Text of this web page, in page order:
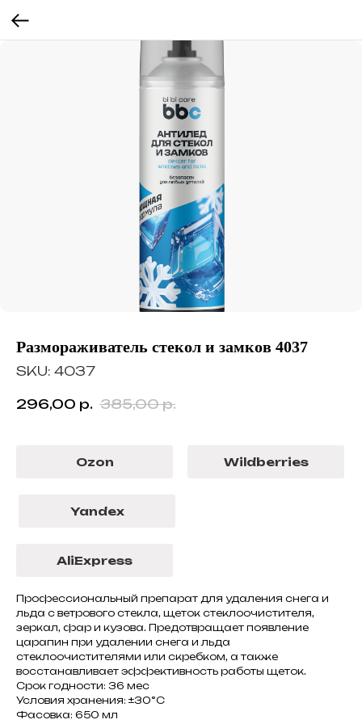
Размораживатель стекол и замков 4037
SKU: 4037
296,00 р. 385,00 р.
Ozon Wildberries
Yandex
AliExpress
Профессиональный препарат для удаления снега и
льда с ветрового стекла, щеток стеклоочистителя,
зеркал, фар и кузова. Предотвращает появление
царапин при удалении снега и льда
стеклоочистителями или скребком, а также
восстанавливает эффективность работы щеток.
Срок годности: 36 мес
Условия хранения: ±30°С
Фасовка: 650 мл